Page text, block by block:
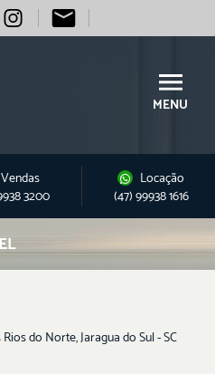
MENU
Vendas
3200
Locação
(47) 99938 1616
do Norte, Jaragua do Sul - SC